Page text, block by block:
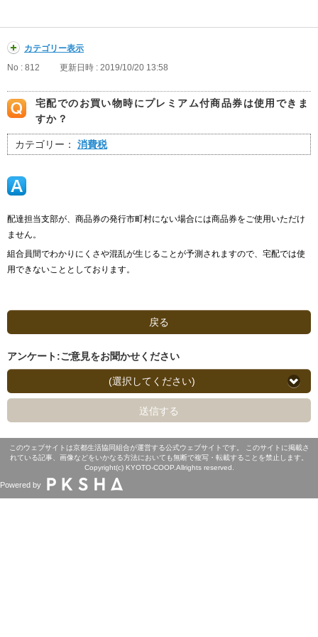
カテゴリー表示
No : 812
更新日時 : 2019/10/20 13:58
宅配でのお買い物時にプレミアム付商品券は使用できま
すか？
カテゴリー： 消費税
配達担当支部が、商品券の発行市町村にない場合には商品券をご使用いただけ
ません。
組合員間でわかりにくさや混乱が生じることが予測されますので、宅配では使
用できないこととしております。
戻る
アンケート:ご意見をお聞かせください
(選択してください)
送信する
このウェブサイトは京都生活協同組合が運営する公式ウェブサイトです。 このサイトに掲載さ
れている記事、画像などをいかなる方法においても無断で複写・転載することを禁止します。
Copyright(c) KYOTO-COOP.Allrights reserved.
Powered by